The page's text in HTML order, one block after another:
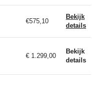
€575,10
Bekijk
details
€ 1.299,00
Bekijk
details